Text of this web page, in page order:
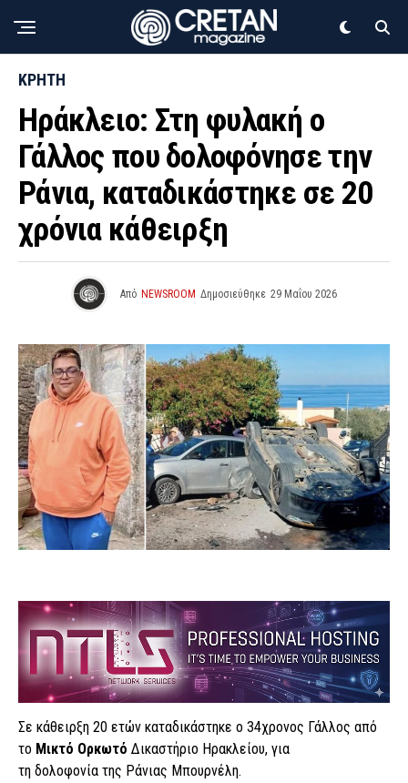
ΚΡΗΤΗ
Ηράκλειο: Στη φυλακή ο
Γάλλος που δολοφόνησε την
Ράνια, καταδικάστηκε σε 20
χρόνια κάθειρξη
Από NEWSROOM Δημοσιεύθηκε 29 Μαΐου 2026
Σε κάθειρξη 20 ετών καταδικάστηκε ο 34χρονος Γάλλος από
το Μικτό Ορκωτό Δικαστήριο Ηρακλείου, για
τη δολοφονία της Ράνιας Μπουρνέλη.